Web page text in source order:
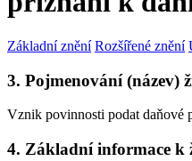
Základní znění Rozšířené znění
3. Pojmenování (název)
Vznik povinnosti podat daňové
4. Základní informace k